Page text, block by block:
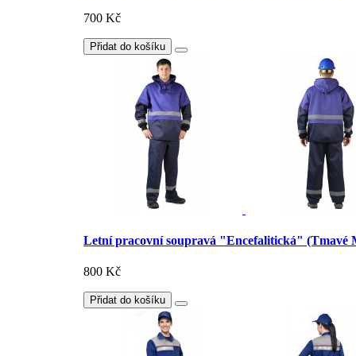
700 Kč
Přidat do košíku
Letní pracovní soupravá "Encefalitická" (Tmavé
800 Kč
Přidat do košíku